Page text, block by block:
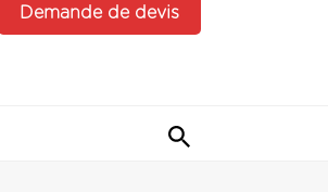
Demande de devis